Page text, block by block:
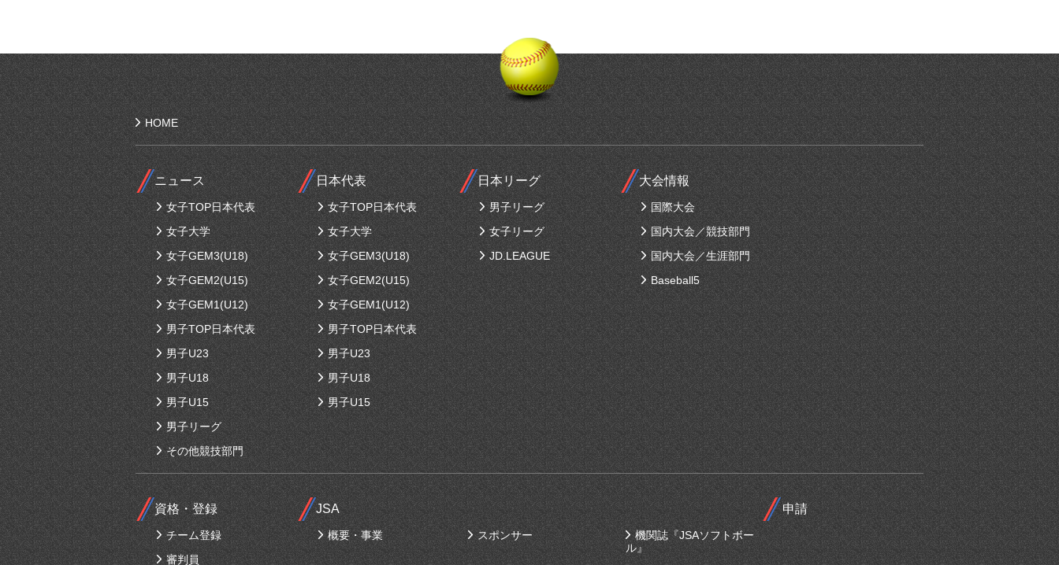
HOME
ニュース
女子TOP日本代表
女子大学
女子GEM3(U18)
女子GEM2(U15)
女子GEM1(U12)
男子TOP日本代表
男子U23
男子U18
男子U15
男子リーグ
その他競技部門
日本代表
女子TOP日本代表
女子大学
女子GEM3(U18)
女子GEM2(U15)
女子GEM1(U12)
男子TOP日本代表
男子U23
男子U18
男子U15
日本リーグ
男子リーグ
女子リーグ
JD.LEAGUE
大会情報
国際大会
国内大会／競技部門
国内大会／生涯部門
Baseball5
資格・登録
チーム登録
審判員
JSA
概要・事業 スポンサー
機関誌『JSAソフトボー
ル』
申請